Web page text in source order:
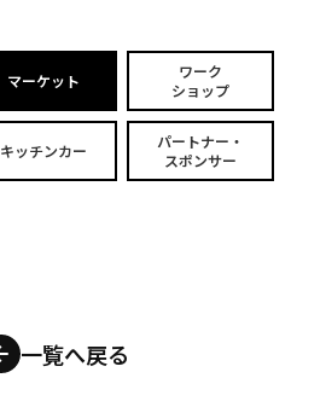
マーケット
ワーク
ショップ
キッチンカー
パートナー・
スポンサー
一覧へ戻る